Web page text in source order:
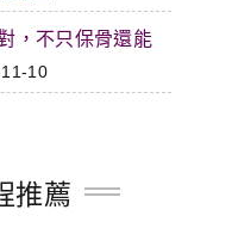
，不只保骨還能
11-10
推薦